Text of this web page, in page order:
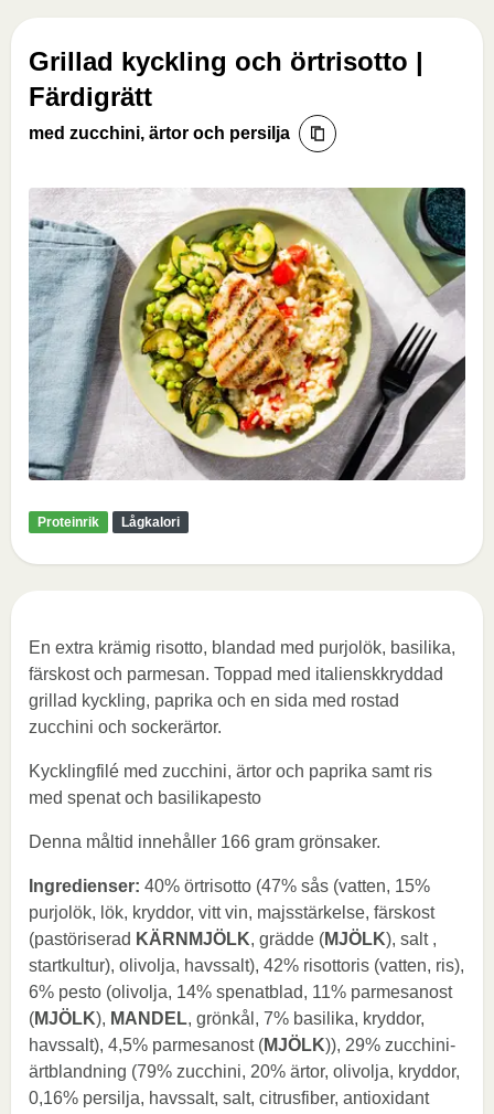
Grillad kyckling och örtrisotto |
Färdigrätt
med zucchini, ärtor och persilja
Proteinrik Lågkalori
En extra krämig risotto, blandad med purjolök, basilika,
färskost och parmesan. Toppad med italienskkryddad
grillad kyckling, paprika och en sida med rostad
zucchini och sockerärtor.
Kycklingfilé med zucchini, ärtor och paprika samt ris
med spenat och basilikapesto
Denna måltid innehåller 166 gram grönsaker.
Ingredienser: 40% örtrisotto (47% sås (vatten, 15%
purjolök, lök, kryddor, vitt vin, majsstärkelse, färskost
(pastöriserad KÄRNMJÖLK, grädde (MJÖLK), salt ,
startkultur), olivolja, havssalt), 42% risottoris (vatten, ris),
6% pesto (olivolja, 14% spenatblad, 11% parmesanost
(MJÖLK), MANDEL, grönkål, 7% basilika, kryddor,
havssalt), 4,5% parmesanost (MJÖLK)), 29% zucchini-
ärtblandning (79% zucchini, 20% ärtor, olivolja, kryddor,
0,16% persilja, havssalt, salt, citrusfiber, antioxidant